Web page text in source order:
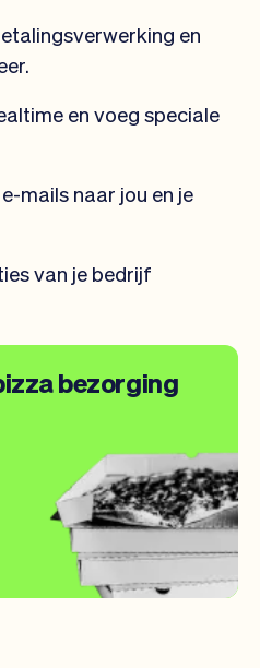
en
en voeg speciale
mails naar jou en je
van je bedrijf
bezorging